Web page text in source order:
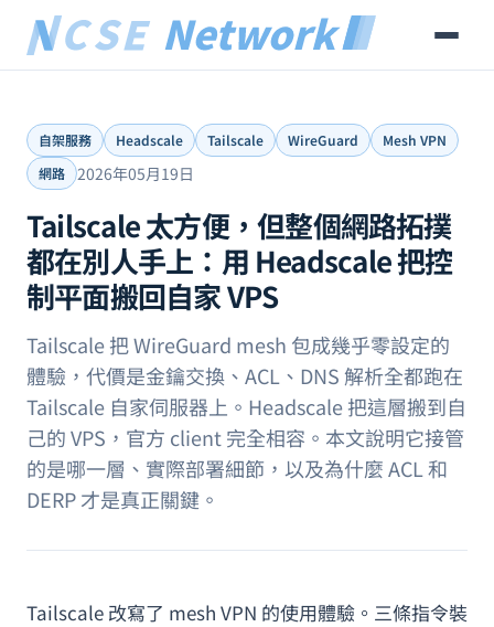
自架服務 Headscale Tailscale WireGuard
Mesh VPN
網路
2026年05月19日
Tailscale 太方便，但整個網路拓撲
都在別人手上：用 Headscale 把控
制平面搬回自家 VPS
Tailscale 把 WireGuard mesh 包成幾乎零設定的
體驗，代價是金鑰交換、ACL、DNS 解析全都跑在
Tailscale 自家伺服器上。Headscale 把這層搬到自
己的 VPS，官方 client 完全相容。本文說明它接管
的是哪一層、實際部署細節，以及為什麼 ACL 和
DERP 才是真正關鍵。
Tailscale 改寫了 mesh VPN 的使用體驗。三條指令裝